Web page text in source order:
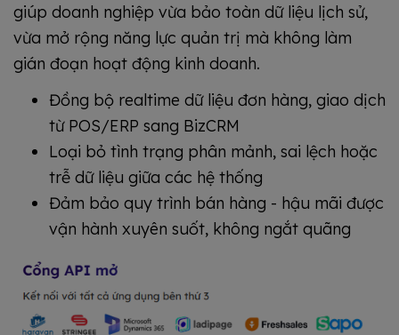
giúp doanh nghiệp vừa bảo toàn dữ liệu lịch sử,
vừa mở rộng năng lực quản trị mà không làm
gián đoạn hoạt động kinh doanh.
Đồng bộ realtime dữ liệu đơn hàng, giao dịch
từ POS/ERP sang BizCRM
Loại bỏ tình trạng phân mảnh, sai lệch hoặc
trễ dữ liệu giữa các hệ thống
Đảm bảo quy trình bán hàng - hậu mãi được
vận hành xuyên suốt, không ngắt quãng